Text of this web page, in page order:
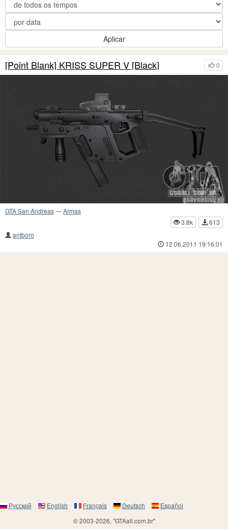
Aplicar
0
[Point Blank] KRISS SUPER V [Black]
GTA San Andreas—Armas
3.8k
613
antboro
12.06.2011 19:16:01
Русский English Français Deutsch
Español
© 2003-2026, "GTAall.com.br"